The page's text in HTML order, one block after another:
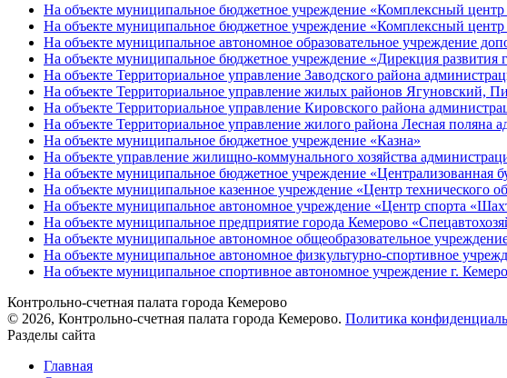
На объекте муниципальное бюджетное учреждение «Комплексный
На объекте муниципальное бюджетное учреждение «Комплексный
На объекте муниципальное автономное образовательное учреждение
На объекте муниципальное бюджетное учреждение «Дирекция развития
На объекте Территориальное управление Заводского района
На объекте Территориальное управление жилых районов Ягуновский,
На объекте Территориальное управление Кировского района
На объекте Территориальное управление жилого района Лесная поляна
На объекте муниципальное бюджетное учреждение «Казна»
На объекте управление жилищно-коммунального хозяйства
На объекте муниципальное бюджетное учреждение «Централизованная
На объекте муниципальное казенное учреждение «Центр технического
На объекте муниципальное автономное учреждение «Центр спорта
На объекте муниципальное предприятие города Кемерово
На объекте муниципальное автономное общеобразовательное
На объекте муниципальное автономное физкультурно-спортивное
На объекте муниципальное спортивное автономное учреждение г.
Контрольно-счетная палата города Кемерово
© 2026, Контрольно-счетная палата города Кемерово. Политика
Разделы сайта
Главная